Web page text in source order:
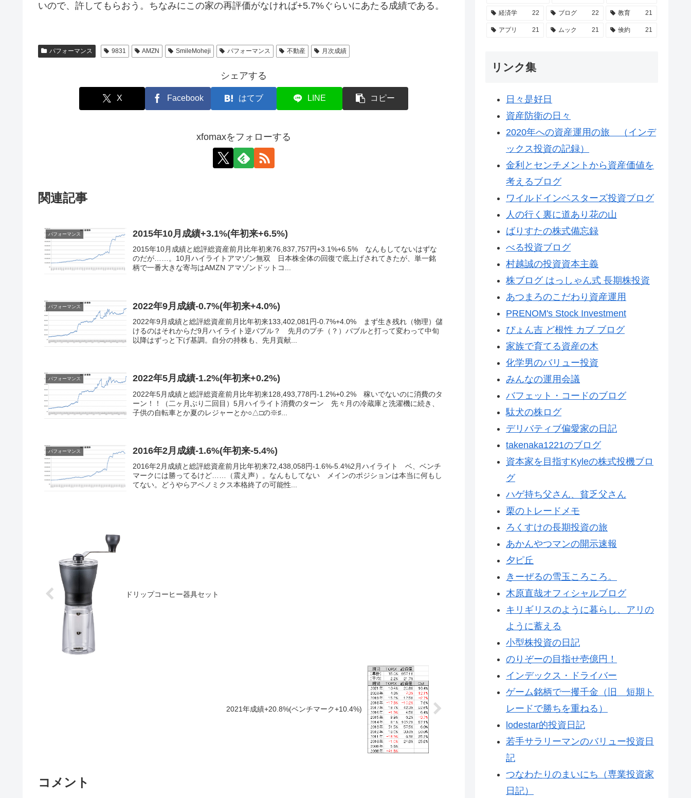
いので、許してもらおう。ちなみにこの家の再評価がなければ+5.7%ぐらいにあたる成績である。
パフォーマンス 9831 AMZN SmileMoheji パフォーマンス 不動産 月次成績
シェアする
X Facebook はてブ LINE コピー
xfomaxをフォローする
関連記事
パフォーマンス 2015年10月成績+3.1%(年初来+6.5%)
2015年10月成績と総評総資産前月比年初来76,837,757円+3.1%+6.5% なんもしてないはずな
のだが……。10月ハイライトアマゾン無双 日本株全体の回復で底上げされてきたが、単一銘
柄で一番大きな寄与はAMZN アマゾンドットコ...
パフォーマンス 2022年9月成績-0.7%(年初来+4.0%)
2022年9月成績と総評総資産前月比年初来133,402,081円-0.7%+4.0% まず生き残れ（物理）儲
けるのはそれからだ9月ハイライト逆バブル？ 先月のプチ（？）バブルと打って変わって中旬
以降はずっと下げ基調。自分の持株も、先月貢献...
パフォーマンス 2022年5月成績-1.2%(年初来+0.2%)
2022年5月成績と総評総資産前月比年初来128,493,778円-1.2%+0.2% 稼いでないのに消費のタ
ーン！！（二ヶ月ぶり二回目）5月ハイライト消費のターン 先々月の冷蔵庫と洗濯機に続き、
子供の自転車とか夏のレジャーとか○△□の※♯...
パフォーマンス 2016年2月成績-1.6%(年初来-5.4%)
2016年2月成績と総評総資産前月比年初来72,438,058円-1.6%-5.4%2月ハイライト ベ、ベンチ
マークには勝ってるけど……（震え声）。なんもしてない メインのポジションは本当に何もし
てない。どうやらアベノミクス本格終了の可能性...
ドリップコーヒー器具セット
2021年成績+20.8%(ベンチマーク+10.4%)
コメント
経済学 22 ブログ 22 教育 21
アプリ 21 ムック 21 倹約 21
リンク集
日々是好日
資産防衛の日々
2020年への資産運用の旅 （インデ
ックス投資の記録）
金利とセンチメントから資産価値を
考えるブログ
ワイルドインベスターズ投資ブログ
人の行く裏に道あり花の山
ばりすたの株式備忘録
べる投資ブログ
村越誠の投資資本主義
株ブログ はっしゃん式 長期株投資
あつまろのこだわり資産運用
PRENOM's Stock Investment
ぴょん吉 ど根性 カブ ブログ
家族で育てる資産の木
化学男のバリュー投資
みんなの運用会議
バフェット・コードのブログ
駄犬の株ログ
デリバティブ偏愛家の日記
takenaka1221のブログ
資本家を目指すKyleの株式投機ブロ
グ
ハゲ持ち父さん、貧乏父さん
栗のトレードメモ
ろくすけの長期投資の旅
あかんやつマンの開示速報
夕ピ丘
きーぜるの雪玉ころころ。
木原直哉オフィシャルブログ
キリギリスのように暮らし、アリの
ように蓄える
小型株投資の日記
のりぞーの目指せ壱億円！
インデックス・ドライバー
ゲーム銘柄で一攫千金（旧 短期ト
レードで勝ちを重ねる）
lodestar的投資日記
若手サラリーマンのバリュー投資日
記
つなわたりのまいにち（専業投資家
日記）